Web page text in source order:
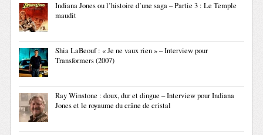
Indiana Jones ou l’histoire d’une saga – Partie 3 : Le Temple
maudit
Shia LaBeouf : « Je ne vaux rien » – Interview pour
Transformers (2007)
Ray Winstone : doux, dur et dingue – Interview pour Indiana
Jones et le royaume du crâne de cristal